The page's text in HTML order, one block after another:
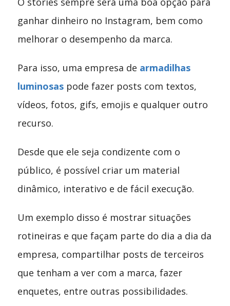
ganhar dinheiro no Instagram, bem como
melhorar o desempenho da marca.
Para isso, uma empresa de armadilhas
luminosaspode fazer posts com textos,
vídeos, fotos, gifs, emojis e qualquer outro
recurso.
Desde que ele seja condizente com o
público, é possível criar um material
dinâmico, interativo e de fácil execução.
Um exemplo disso é mostrar situações
rotineiras e que façam parte do dia a dia da
empresa, compartilhar posts de terceiros
que tenham a ver com a marca, fazer
enquetes, entre outras possibilidades.